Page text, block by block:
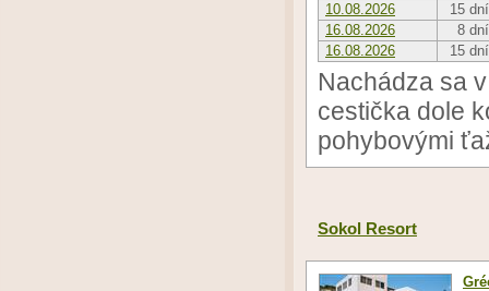
10.08.2026
15 dní
16.08.2026
8 dní
16.08.2026
15 dní
Nachádza sa
cestička dole
pohybovými
Sokol Resort